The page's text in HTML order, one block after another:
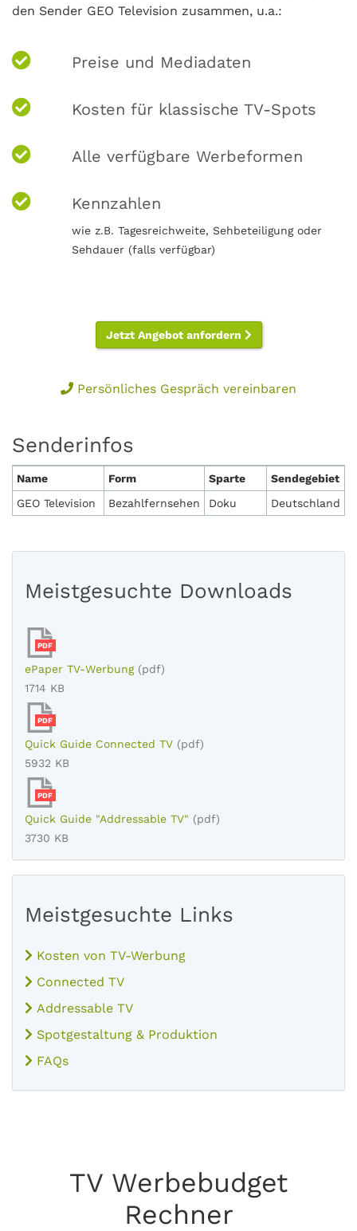
den Sender GEO Television zusammen, u.a.:
Preise und Mediadaten
Kosten für klassische TV-Spots
Alle verfügbare Werbeformen
Kennzahlen
wie z.B. Tagesreichweite, Sehbeteiligung oder
Sehdauer (falls verfügbar)
Jetzt Angebot anfordern
Persönliches Gespräch vereinbaren
Senderinfos
Name Form Sparte
Sendegebiet
GEO Television
Bezahlfernsehen Doku Deutschland
Meistgesuchte Downloads
PDF
ePaper TV-Werbung (pdf)
1714 KB
PDF
Quick Guide Connected TV (pdf)
5932 KB
PDF
Quick Guide "Addressable TV" (pdf)
3730 KB
Meistgesuchte Links
Kosten von TV-Werbung
Connected TV
Addressable TV
Spotgestaltung & Produktion
FAQs
TV Werbebudget
Rechner